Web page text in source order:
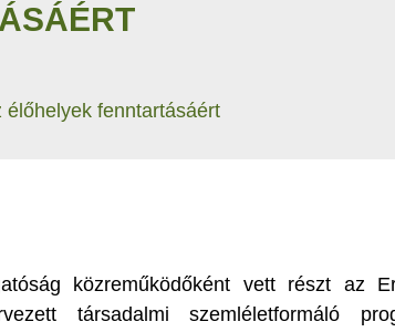
élőhelyek fenntartásáért
közreműködőként vett részt az
társadalmi szemléletformáló